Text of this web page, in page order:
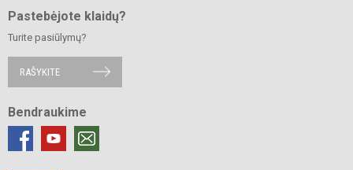
Pastebėjote klaidų?
Turite pasiūlymų?
RAŠYKITE
Bendraukime